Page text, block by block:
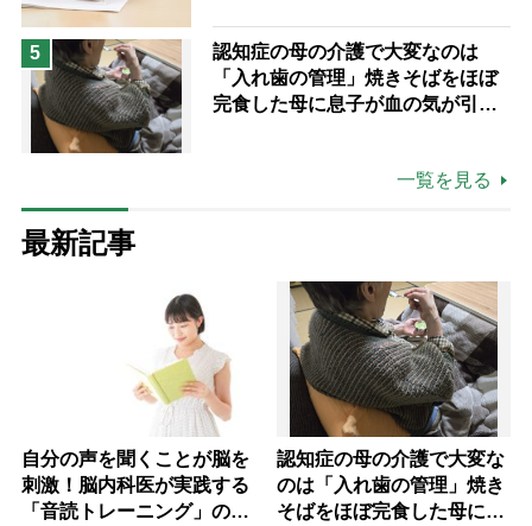
5
認知症の母の介護で大変なのは
「入れ歯の管理」焼きそばをほぼ
完食した母に息子が血の気が引い
一覧を見る
最新記事
自分の声を聞くことが脳を
刺激！脳内科医が実践する
「音読トレーニング」の極
認知症の母の介護で大変な
のは「入れ歯の管理」焼き
そばをほぼ完食した母に息